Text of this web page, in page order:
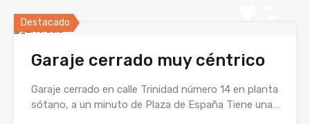
Destacado
Garaje cerrado muy céntrico
Garaje cerrado en calle Trinidad número 14 en planta
sótano, a un minuto de Plaza de España Tiene una…